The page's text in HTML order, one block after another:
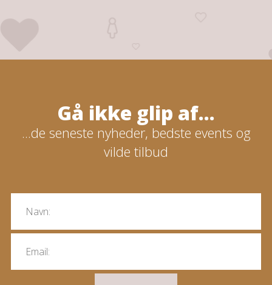
Gå ikke glip af...
...de seneste nyheder, bedste events og
vilde tilbud